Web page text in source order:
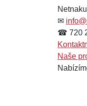
✉
☎ 720
Naše